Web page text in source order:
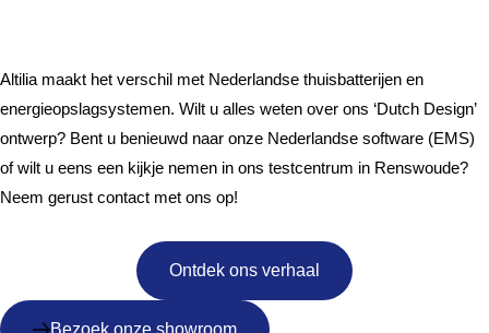
Altilia maakt het verschil met Nederlandse thuisbatterijen en
energieopslagsystemen. Wilt u alles weten over ons ‘Dutch Design’
ontwerp? Bent u benieuwd naar onze Nederlandse software (EMS)
of wilt u eens een kijkje nemen in ons testcentrum in Renswoude?
Neem gerust contact met ons op!
Ontdek ons verhaal
Bezoek onze showroom